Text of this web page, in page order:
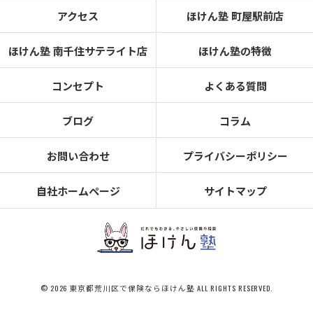
アクセス ほけん塾 町屋駅前店
ほけん塾 南千住サテライト店 ほけん塾の特徴
コンセプト よくある質問
ブログ コラム
お問い合わせ プライバシーポリシー
自社ホームページ サイトマップ
© 2026 東京都荒川区で保険ならほけん塾 ALL RIGHTS RESERVED.